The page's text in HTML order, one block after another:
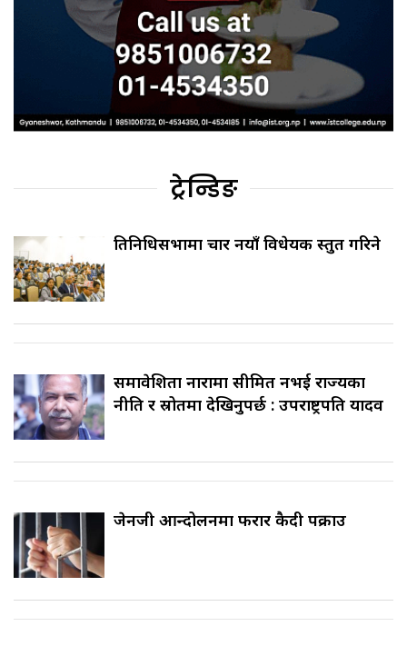
ट्रेन्डिङ
प्रतिनिधिसभामा चार नयाँ विधेयक प्रस्तुत गरिने
समावेशिता नारामा सीमित नभई राज्यका
नीति र स्रोतमा देखिनुपर्छ : उपराष्ट्रपति यादव
जेनजी आन्दोलनमा फरार कैदी पक्राउ